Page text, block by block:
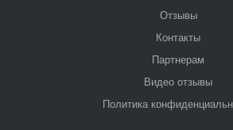
Отзывы
Контакты
Партнерам
Видео отзывы
Политика